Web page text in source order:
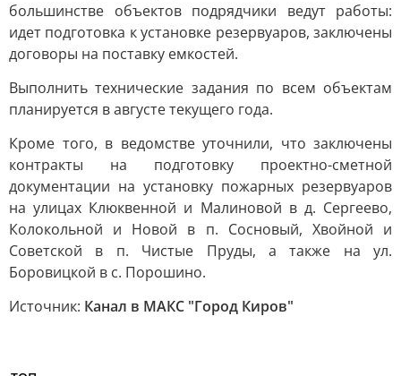
большинстве объектов подрядчики ведут работы:
идет подготовка к установке резервуаров, заключены
договоры на поставку емкостей.
Выполнить технические задания по всем объектам
планируется в августе текущего года.
Кроме того, в ведомстве уточнили, что заключены
контракты на подготовку проектно-сметной
документации на установку пожарных резервуаров
на улицах Клюквенной и Малиновой в д. Сергеево,
Колокольной и Новой в п. Сосновый, Хвойной и
Советской в п. Чистые Пруды, а также на ул.
Боровицкой в с. Порошино.
Источник: Канал в МАКС "Город Киров"